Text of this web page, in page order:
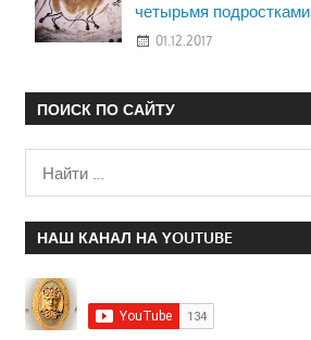
четырьмя подростками
01.12.2017
ПОИСК ПО САЙТУ
НАШ КАНАЛ НА YOUTUBE